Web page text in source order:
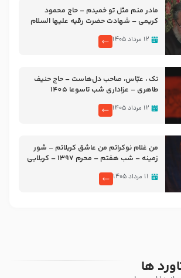
مادر منم مثل تو خمیدم – حاج محمود
کریمی – شهادت حضرت رقیه علیها السلام
۱۲ مرداد ۱۴۰۵
تک ، عبّاس، صاحب دل‌هاست – حاج حنیف
طاهری – عزاداری شب تاسوعا 1405
۱۲ مرداد ۱۴۰۵
من غلام نوکراتم من عاشق کربلاتم – شور
زمینه – شب هفتم – محرم 1397 – کربلایی
۱۱ مرداد ۱۴۰۵
ها